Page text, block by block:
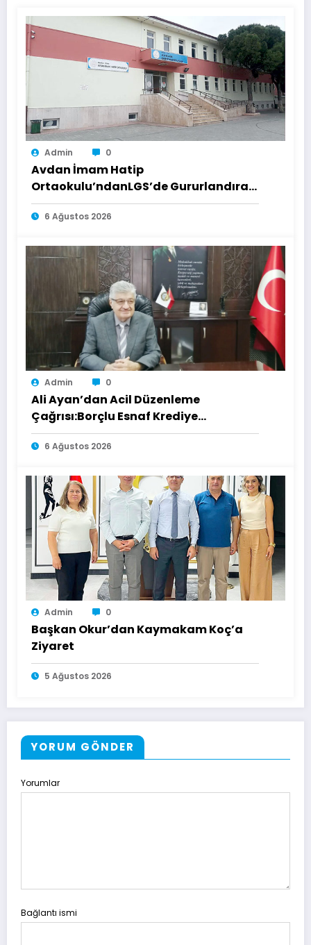
Admin 0
Avdan İmam Hatip
Ortaokulu’ndanLGS’de Gururlandıran
Başarı
6 Ağustos 2026
Admin 0
Ali Ayan’dan Acil Düzenleme
Çağrısı:Borçlu Esnaf Krediye
Ulaşamıyor
6 Ağustos 2026
Admin 0
Başkan Okur’dan Kaymakam Koç’a
Ziyaret
5 Ağustos 2026
YORUM GÖNDER
Yorumlar
Bağlantı ismi